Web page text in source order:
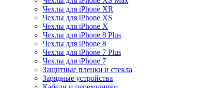
Чехлы для iPhone XR
Чехлы для iPhone XS
Чехлы для iPhone X
Чехлы для iPhone 8 Plus
Чехлы для iPhone 8
Чехлы для iPhone 7 Plus
Чехлы для iPhone 7
Защитные пленки и стекла
Зарядные устройства